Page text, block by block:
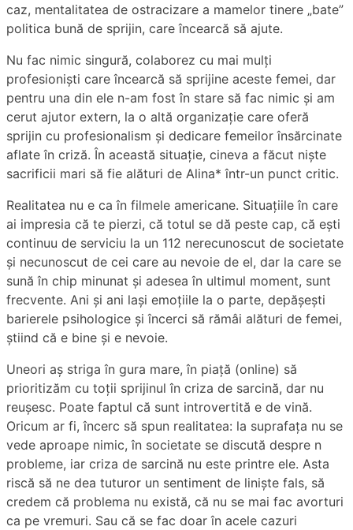
caz, mentalitatea de ostracizare a mamelor tinere „bate”
politica bună de sprijin, care încearcă să ajute.
Nu fac nimic singură, colaborez cu mai mulți
profesioniști care încearcă să sprijine aceste femei, dar
pentru una din ele n-am fost în stare să fac nimic și am
cerut ajutor extern, la o altă organizație care oferă
sprijin cu profesionalism și dedicare femeilor însărcinate
aflate în criză. În această situație, cineva a făcut niște
sacrificii mari să fie alături de Alina* într-un punct critic.
Realitatea nu e ca în filmele americane. Situațiile în care
ai impresia că te pierzi, că totul se dă peste cap, că ești
continuu de serviciu la un 112 nerecunoscut de societate
și necunoscut de cei care au nevoie de el, dar la care se
sună în chip minunat și adesea în ultimul moment, sunt
frecvente. Ani și ani lași emoțiile la o parte, depășești
barierele psihologice și încerci să rămâi alături de femei,
știind că e bine și e nevoie.
Uneori aș striga în gura mare, în piață (online) să
prioritizăm cu toții sprijinul în criza de sarcină, dar nu
reușesc. Poate faptul că sunt introvertită e de vină.
Oricum ar fi, încerc să spun realitatea: la suprafața nu se
vede aproape nimic, în societate se discută despre n
probleme, iar criza de sarcină nu este printre ele. Asta
riscă să ne dea tuturor un sentiment de liniște fals, să
credem că problema nu există, că nu se mai fac avorturi
ca pe vremuri. Sau că se fac doar în acele cazuri